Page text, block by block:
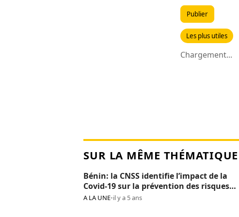
Publier
Les plus utiles
Chargement...
SUR LA MÊME THÉMATIQUE
Bénin: la CNSS identifie l’impact de la
Covid-19 sur la prévention des risques
professionnels
A LA UNE•il y a 5 ans